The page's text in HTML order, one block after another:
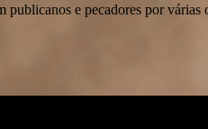
e pecadores por várias